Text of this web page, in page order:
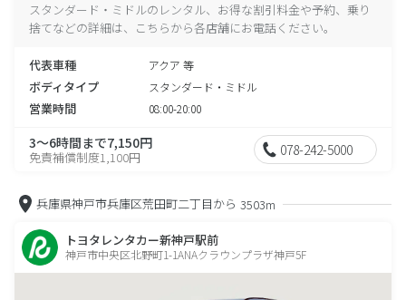
スタンダード・ミドルのレンタル、お得な割引料金や予約、乗り
捨てなどの詳細は、こちらから各店舗にお電話ください。
代表車種 アクア 等
ボディタイプ スタンダード・ミドル
営業時間 08:00-20:00
3～6時間まで7,150円
免責補償制度1,100円 078-242-5000
兵庫県神戸市兵庫区荒田町二丁目から 3503m
トヨタレンタカー新神戸駅前
神戸市中央区北野町1-1ANAクラウンプラザ神戸5F